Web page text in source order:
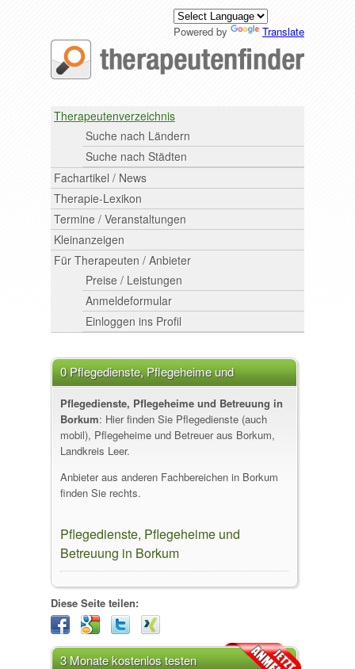
Powered by Translate
Therapeutenverzeichnis
Suche nach Ländern
Suche nach Städten
Fachartikel / News
Therapie-Lexikon
Termine / Veranstaltungen
Kleinanzeigen
Für Therapeuten / Anbieter
Preise / Leistungen
Anmeldeformular
Einloggen ins Profil
0 Pflegedienste, Pflegeheime und
Betreuung in Borkum
Pflegedienste, Pflegeheime und Betreuung in
Borkum: Hier finden Sie Pflegedienste (auch
mobil), Pflegeheime und Betreuer aus Borkum,
Landkreis Leer.
Anbieter aus anderen Fachbereichen in Borkum
finden Sie rechts.
Pflegedienste, Pflegeheime und
Betreuung in Borkum
Diese Seite teilen:
3 Monate kostenlos testen